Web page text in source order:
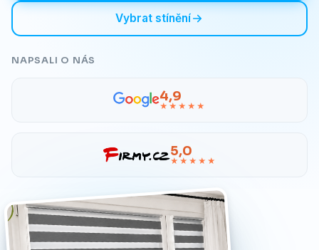
Vybrat stínění
NAPSALI O NÁS
4,9
★★★★★
5,0
★★★★★